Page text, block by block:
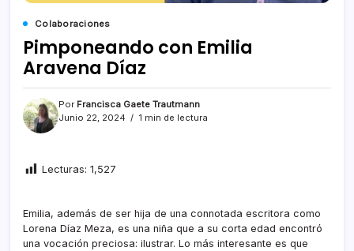
Colaboraciones
Pimponeando con Emilia
Aravena Díaz
Por Francisca Gaete Trautmann
Junio 22, 2024
1 min de lectura
Lecturas: 1,527
Emilia, además de ser hija de una connotada escritora como
Lorena Díaz Meza, es una niña que a su corta edad encontró
una vocación preciosa: ilustrar. Lo más interesante es que